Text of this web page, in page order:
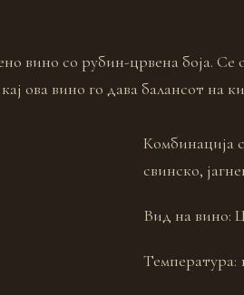
вино со рубин-црвена боја.
ова вино го дава балансот на
Комбинација
свинско,
Вид на вино:
Температура: